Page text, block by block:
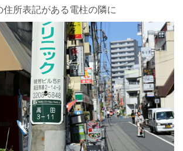
住所表記がある電柱の隣に